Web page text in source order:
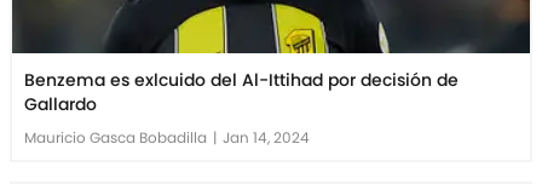
Benzema es exlcuido del Al-Ittihad por decisión de
Gallardo
Mauricio Gasca Bobadilla | Jan 14, 2024